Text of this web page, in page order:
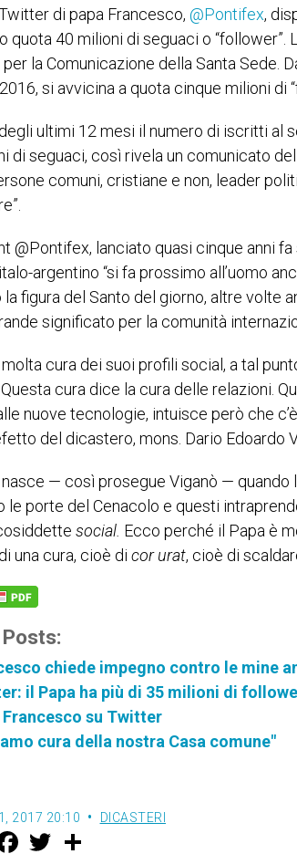
o
k
r
di papa Francesco, @Pontifex,
quota 40 milioni di seguaci o
la Comunicazione della Santa Sede.
si avvicina a quota cinque milioni di
ultimi 12 mesi il numero di iscritti al
di seguaci, così rivela un comunicato
comuni, cristiane e non, leader
@Pontifex, lanciato quasi cinque anni
argentino “si fa prossimo all’uomo
figura del Santo del giorno, altre volte
significato per la comunità
molta cura dei suoi profili social, a tal
cura dice la cura delle relazioni.
nuove tecnologie, intuisce però che
del dicastero, mons. Dario Edoardo
nasce — così prosegue Viganò —
le porte del Cenacolo e questi
social. Ecco perché il Papa è
una cura, cioè di cor urat, cioè di
chiede impegno contro le mine
il Papa ha più di 35 milioni di
Francesco su Twitter
cura della nostra Casa comune"
2017 20:10 DICASTERI
F
a w